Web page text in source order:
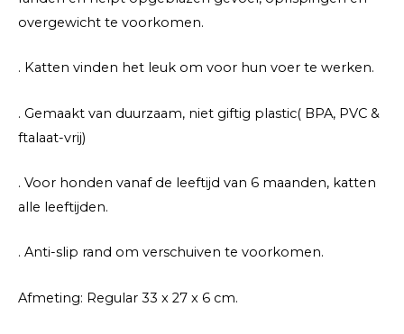
overgewicht te voorkomen.
. Katten vinden het leuk om voor hun voer te werken.
. Gemaakt van duurzaam, niet giftig plastic( BPA, PVC &
ftalaat-vrij)
. Voor honden vanaf de leeftijd van 6 maanden, katten
alle leeftijden.
. Anti-slip rand om verschuiven te voorkomen.
Afmeting: Regular 33 x 27 x 6 cm.